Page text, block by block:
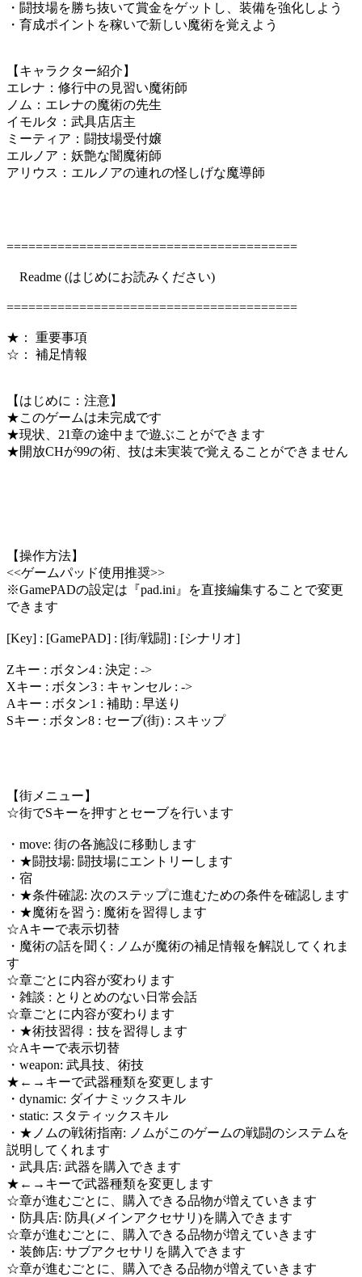
・闘技場を勝ち抜いて賞金をゲットし、装備を強化しよう
・育成ポイントを稼いで新しい魔術を覚えよう
【キャラクター紹介】
エレナ：修行中の見習い魔術師
ノム：エレナの魔術の先生
イモルタ：武具店店主
ミーティア：闘技場受付嬢
エルノア：妖艶な闇魔術師
アリウス：エルノアの連れの怪しげな魔導師
========================================
Readme (はじめにお読みください)
========================================
★： 重要事項
☆： 補足情報
【はじめに：注意】
★このゲームは未完成です
★現状、21章の途中まで遊ぶことができます
★開放CHが99の術、技は未実装で覚えることができません
【操作方法】
<<ゲームパッド使用推奨>>
※GamePADの設定は『pad.ini』を直接編集することで変更
できます
[Key] : [GamePAD] : [街/戦闘] : [シナリオ]
Zキー : ボタン4 : 決定 : ->
Xキー : ボタン3 : キャンセル : ->
Aキー : ボタン1 : 補助 : 早送り
Sキー : ボタン8 : セーブ(街) : スキップ
【街メニュー】
☆街でSキーを押すとセーブを行います
・move: 街の各施設に移動します
・★闘技場: 闘技場にエントリーします
・宿
・★条件確認: 次のステップに進むための条件を確認します
・★魔術を習う: 魔術を習得します
☆Aキーで表示切替
・魔術の話を聞く: ノムが魔術の補足情報を解説してくれま
す
☆章ごとに内容が変わります
・雑談 : とりとめのない日常会話
☆章ごとに内容が変わります
・★術技習得：技を習得します
☆Aキーで表示切替
・weapon: 武具技、術技
★←→キーで武器種類を変更します
・dynamic: ダイナミックスキル
・static: スタティックスキル
・★ノムの戦術指南: ノムがこのゲームの戦闘のシステムを
説明してくれます
・武具店: 武器を購入できます
★←→キーで武器種類を変更します
☆章が進むごとに、購入できる品物が増えていきます
・防具店: 防具(メインアクセサリ)を購入できます
☆章が進むごとに、購入できる品物が増えていきます
・装飾店: サブアクセサリを購入できます
☆章が進むごとに、購入できる品物が増えていきます